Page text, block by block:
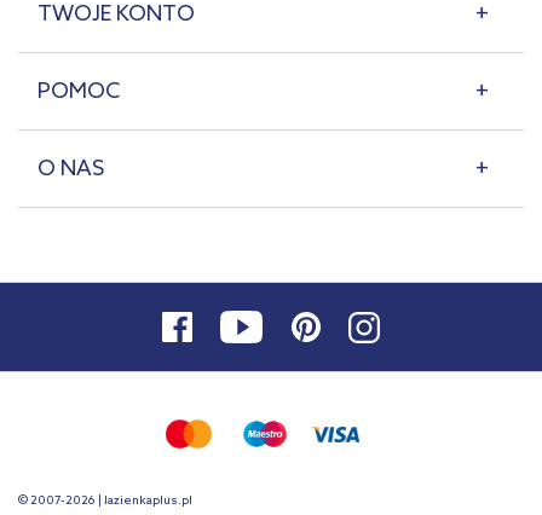
TWOJE KONTO
POMOC
O NAS
© 2007-2026 | lazienkaplus.pl